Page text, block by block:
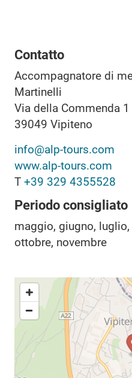
Contatto
Accompagnatore di
Martinelli
Via della Commenda 1
39049 Vipiteno
info@alp-tours.com
www.alp-tours.com
T +39 329 4355528
Periodo consigliato
maggio, giugno,
ottobre, novembre